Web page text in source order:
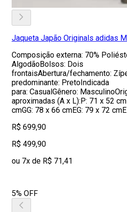
Jaqueta Japão Originals adidas
Composição externa: 70%
AlgodãoBolsos: Dois
frontaisAbertura/fechamento:
predominante: PretoIndicada
para: CasualGênero:
aproximadas (A x L):P: 71 x 52
cmGG: 78 x 66 cmEG: 79 x 72
R$ 699,90
R$ 499,90
ou 7x de R$ 71,41
5% OFF